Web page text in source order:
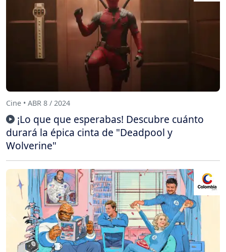
Cine • ABR 8 / 2024
¡Lo que que esperabas! Descubre cuánto
durará la épica cinta de "Deadpool y
Wolverine"